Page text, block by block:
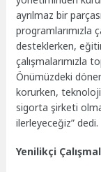
ayrılmaz bir
programlarımızla
desteklerken,
çalışmalarımızla
Önümüzdeki
korurken,
sigorta şirketi
ilerleyeceğiz” dedi.
Yenilikçi